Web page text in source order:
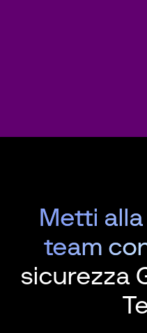
Metti
team
sicurezza